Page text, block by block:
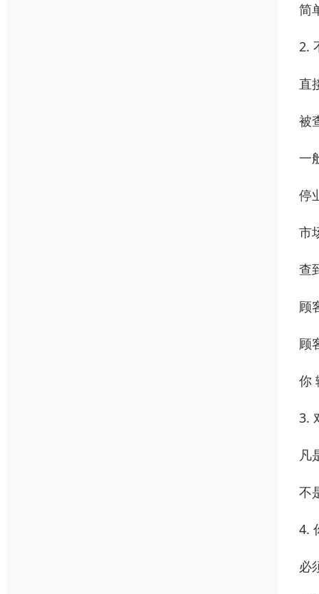
简
2.
直
被
一
停
市
查
顾
顾
你
3.
凡
不
4.
必